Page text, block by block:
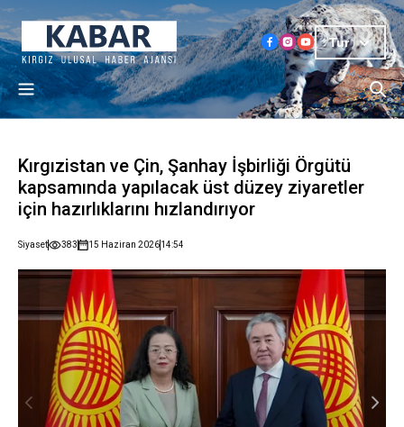
Tur
Kırgızistan ve Çin, Şanhay İşbirliği Örgütü
kapsamında yapılacak üst düzey ziyaretler
için hazırlıklarını hızlandırıyor
Siyaset 383 15 Haziran 202614:54